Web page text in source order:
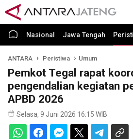
Nasional Jawa Tengah
ANTARA Peristiwa Umum
Pemkot Tegal rapat
pengendalian kegiatan
APBD 2026
Selasa, 9 Juni 2026 16:15 WIB